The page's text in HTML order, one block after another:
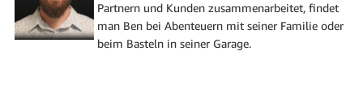
Partnern und Kunden zusammenarbeitet, findet
man Ben bei Abenteuern mit seiner Familie oder
beim Basteln in seiner Garage.